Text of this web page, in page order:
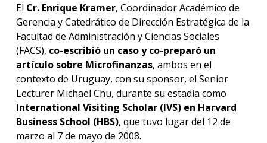
El Cr. Enrique Kramer, Coordinador Académico de
Gerencia y Catedrático de Dirección Estratégica de la
Facultad de Administración y Ciencias Sociales
(FACS), co-escribió un caso y co-preparó un
artículo sobre Microfinanzas, ambos en el
contexto de Uruguay, con su sponsor, el Senior
Lecturer Michael Chu, durante su estadía como
International Visiting Scholar (IVS) en Harvard
Business School (HBS), que tuvo lugar del 12 de
marzo al 7 de mayo de 2008.